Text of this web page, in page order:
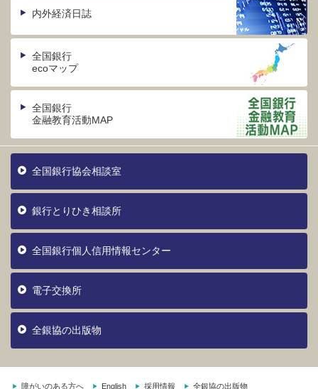
内外経済日誌
全国銀行
ecoマップ
全国銀行
金融教育活動MAP
全国銀行協会相談室
銀行とりひき相談所
全国銀行個人信用情報センター
電子交換所
全銀協の出版物
障がいのある方へ English 採用情報 全銀協の出版物